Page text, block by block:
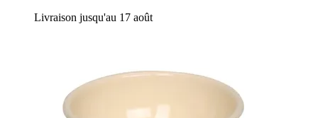
Livraison jusqu'au 17 août